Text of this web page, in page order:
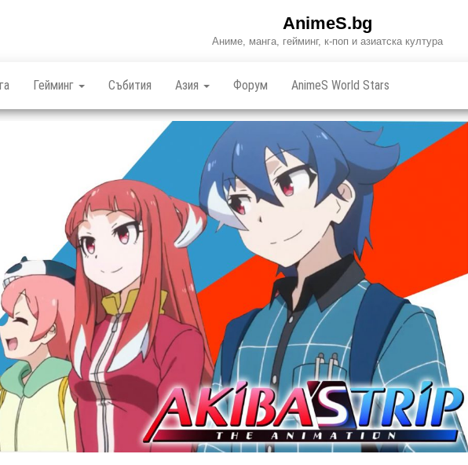
AnimeS.bg
Аниме, манга, гейминг, к-поп и азиатска култура
Гейминг Събития Азия Форум AnimeS World Stars